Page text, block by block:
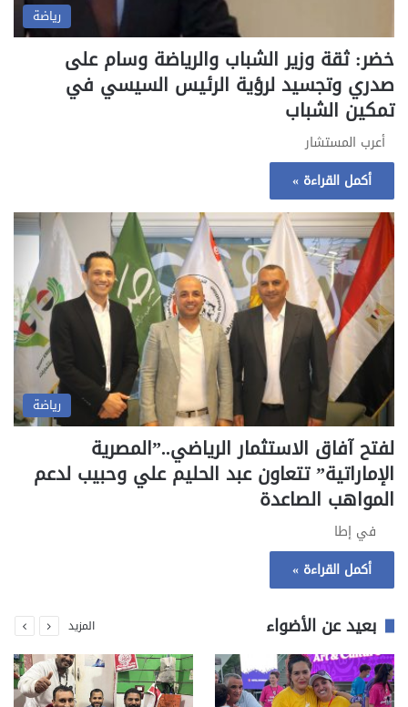
رياضة
خضر: ثقة وزير الشباب والرياضة وسام على
صدري وتجسيد لرؤية الرئيس السيسي في
تمكين الشباب
أعرب المستشار
أكمل القراءة »
رياضة
لفتح آفاق الاستثمار الرياضي..”المصرية
الإماراتية” تتعاون عبد الحليم علي وحبيب لدعم
المواهب الصاعدة
في إطا
أكمل القراءة »
بعيد عن الأضواء المزيد